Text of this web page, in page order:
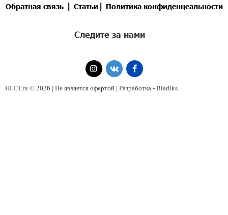
Обратная связь| Статьи| Политика конфиденцеальности
Следите за нами -
HLLT.ru © 2026 | Не является офертой | Разработка - Bladiks